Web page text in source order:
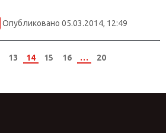
Опубликовано 05.03.2014, 12:49
13 14 15 16 … 20